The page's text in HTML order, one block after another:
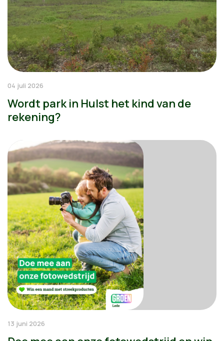
04 juli 2026
Wordt park in Hulst het kind van de
rekening?
13 juni 2026